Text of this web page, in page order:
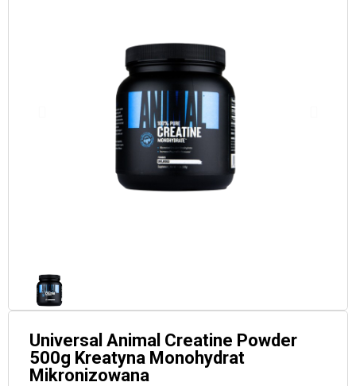
Universal Animal Creatine Powder
500g Kreatyna Monohydrat
Mikronizowana